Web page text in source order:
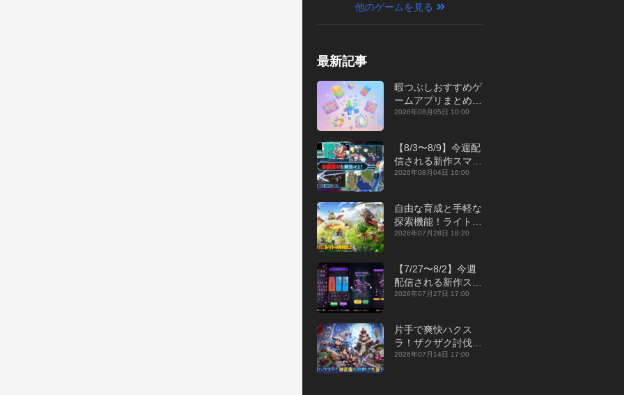
他のゲームを見る
最新記事
暇つぶしおすすめゲ
ームアプリまとめ｜
オフライン対応あり
2026年08月05日 10:00
【8/3〜8/9】今週配
信される新作スマホ
ゲームをまとめてお
2026年08月04日 16:00
自由な育成と手軽な
探索機能！ライトカ
ジュアルMMORPG
P】
2026年07月28日 18:20
【7/27〜8/2】今週
配信される新作スマ
ホゲームをまとめて
2026年07月27日 17:00
片手で爽快ハクス
ラ！ザクザク討伐し
て神装備を集める放
2026年07月14日 17:00